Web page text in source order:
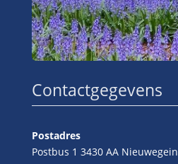
Contactgegevens
Postadres
Postbus 1 3430 AA Nieuwegein